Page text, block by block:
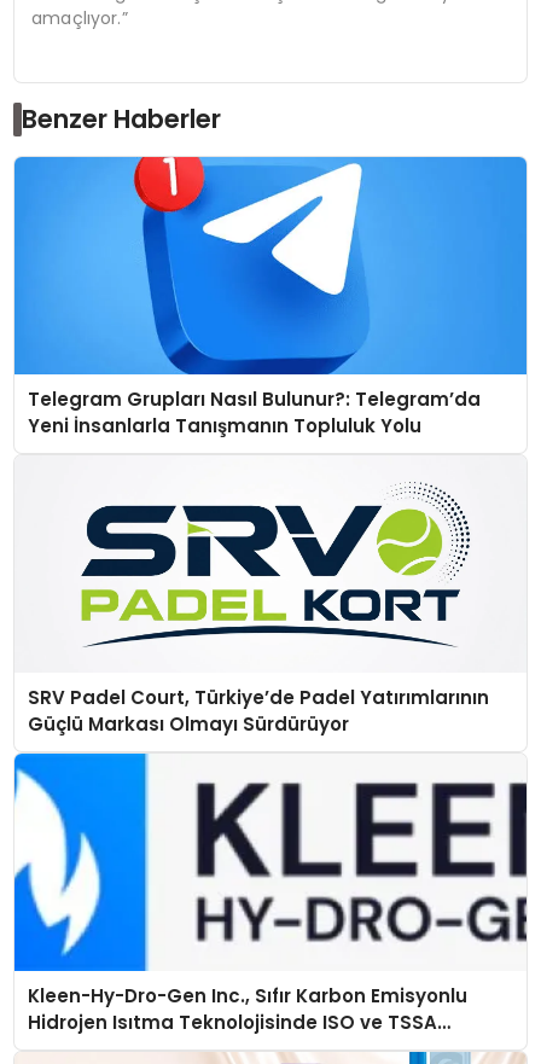
amaçlıyor.”
Benzer Haberler
Telegram Grupları Nasıl Bulunur?: Telegram’da
Yeni İnsanlarla Tanışmanın Topluluk Yolu
SRV Padel Court, Türkiye’de Padel Yatırımlarının
Güçlü Markası Olmayı Sürdürüyor
Kleen-Hy-Dro-Gen Inc., Sıfır Karbon Emisyonlu
Hidrojen Isıtma Teknolojisinde ISO ve TSSA
Düzenleyici Onaylarını Aldı